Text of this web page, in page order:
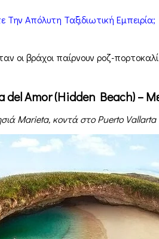
Απόλυτη Ταξιδιωτική Εμπειρία;
οι βράχοι παίρνουν ροζ-
del Amor (Hidden Beach) –
Marieta, κοντά στο Puerto Vallarta